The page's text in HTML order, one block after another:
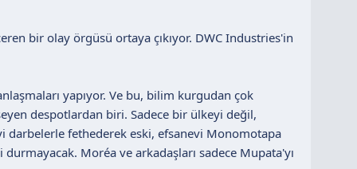
bir olay örgüsü ortaya çıkıyor. DWC Industries'in
yapıyor. Ve bu, bilim kurgudan çok
despotlardan biri. Sadece bir ülkeyi değil,
darbelerle fethederek eski, efsanevi Monomotapa
Moréa ve arkadaşları sadece Mupata'yı